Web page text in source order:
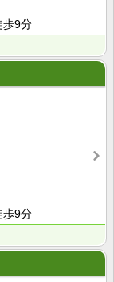
歩9分
歩9分